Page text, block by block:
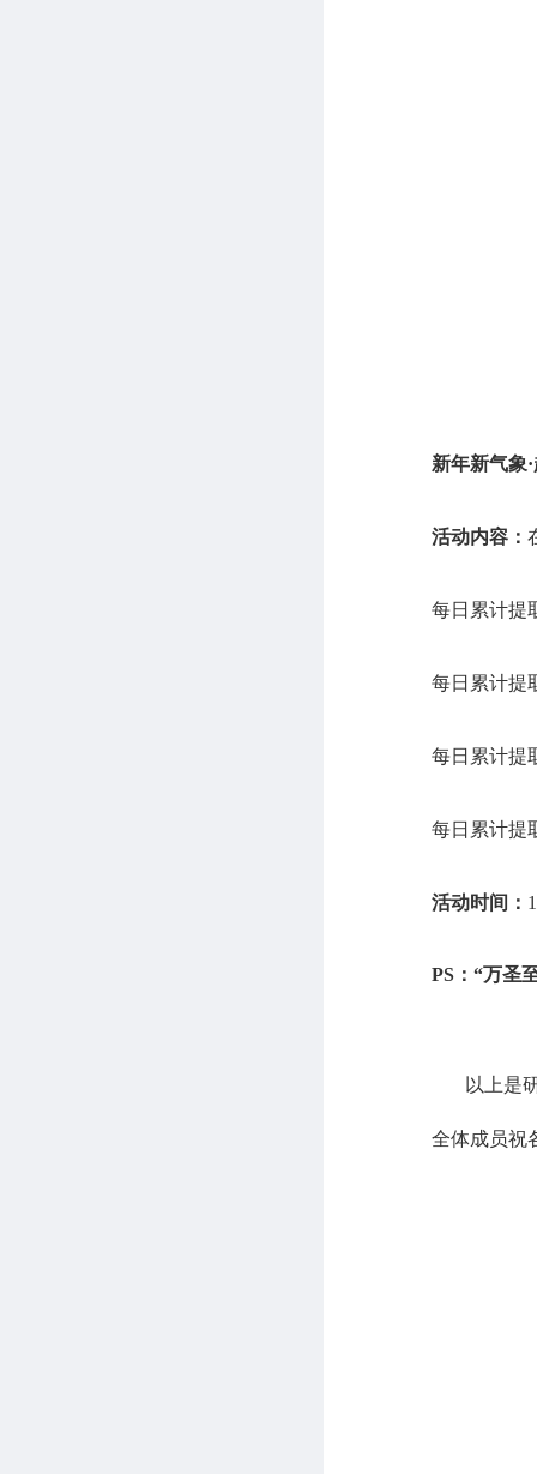
新年新气象·
活动内容：
每日累计提
每日累计提
每日累计提
每日累计提
活动时间：
PS ： “万圣
以上是
全体成员祝